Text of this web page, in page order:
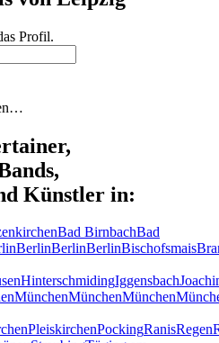
Profil.
Künstler in:
Bad BirnbachBad
BerlinBerlinBerlinBischofsmais
HinterschmidingIggensbach
MünchenMünchenMünchen
PleiskirchenPockingRanisRegen